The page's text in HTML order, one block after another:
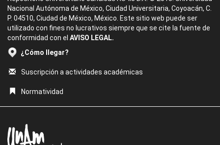
Nacional Autónoma de México, Ciudad Universitaria, Coyoacán, C.
P. 04510, Ciudad de México, México. Este sitio web puede ser
utilizado con fines no lucrativos siempre que se cite la fuente de
conformidad con el AVISO LEGAL.
¿Cómo llegar?
Suscripción a actividades académicas
Normatividad